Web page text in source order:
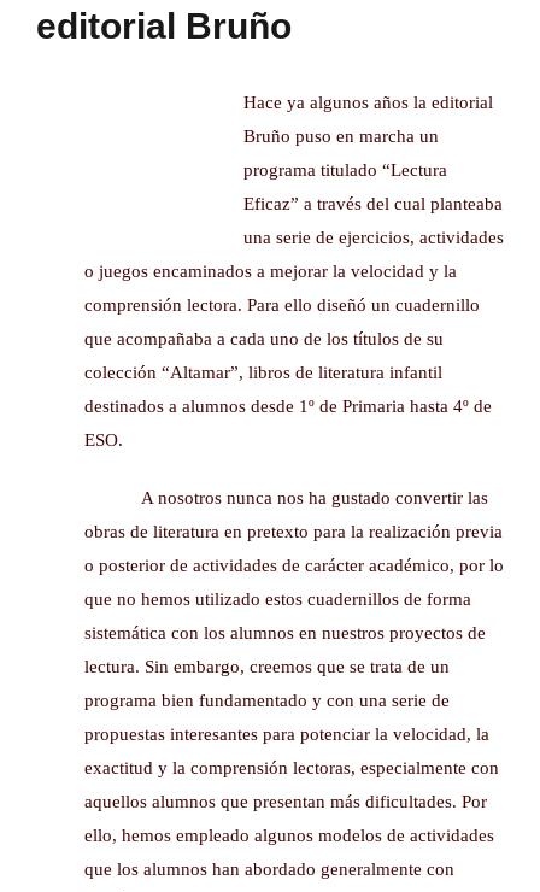
editorial Bruño
Hace ya algunos años la editorial
Bruño puso en marcha un
programa titulado “Lectura
Eficaz” a través del cual planteaba
una serie de ejercicios, actividades
o juegos encaminados a mejorar la velocidad y la
comprensión lectora. Para ello diseñó un cuadernillo
que acompañaba a cada uno de los títulos de su
colección “Altamar”, libros de literatura infantil
destinados a alumnos desde 1º de Primaria hasta 4º de
ESO.
A nosotros nunca nos ha gustado convertir las
obras de literatura en pretexto para la realización previa
o posterior de actividades de carácter académico, por lo
que no hemos utilizado estos cuadernillos de forma
sistemática con los alumnos en nuestros proyectos de
lectura. Sin embargo, creemos que se trata de un
programa bien fundamentado y con una serie de
propuestas interesantes para potenciar la velocidad, la
exactitud y la comprensión lectoras, especialmente con
aquellos alumnos que presentan más dificultades. Por
ello, hemos empleado algunos modelos de actividades
que los alumnos han abordado generalmente con